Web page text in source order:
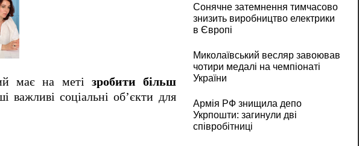
має на меті зробити більш
важливі соціальні об’єкти для
Сонячне затемнення тимчасово
знизить виробництво електрики
в Європі
Миколаївський весляр завоював
чотири медалі на чемпіонаті
України
Армія РФ знищила депо
Укрпошти: загинули дві
співробітниці